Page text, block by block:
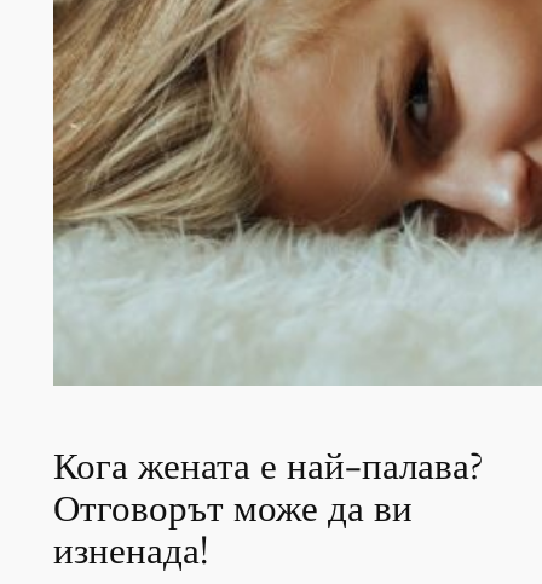
Кога жената е най-палава?
Отговорът може да ви
изненада!